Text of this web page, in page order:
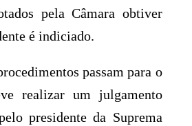
pela Câmara obtiver
é indiciado.
passam para o
realizar um julgamento
presidente da Suprema